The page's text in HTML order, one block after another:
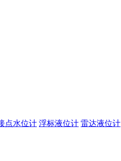
点水位计 浮标液位计 雷达液位计